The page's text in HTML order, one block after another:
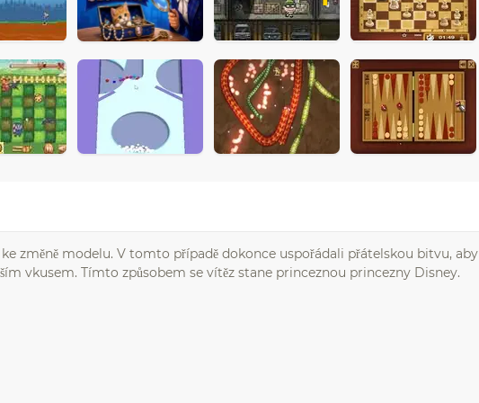
změně modelu. V tomto případě dokonce uspořádali přátelskou bitvu, aby
vkusem. Tímto způsobem se vítěz stane princeznou princezny Disney.